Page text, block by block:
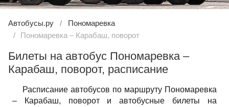
Автобусы.ру
Пономаревка
Пономаревка – Карабаш, поворот
Билеты на автобус Пономаревка –
Карабаш, поворот, расписание
Расписание автобусов по маршруту Пономаревка
– Карабаш, поворот и автобусные билеты на